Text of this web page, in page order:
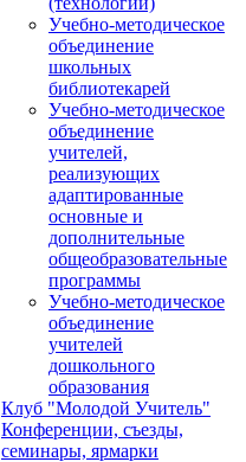
Учебно-методическое
объединение
школьных
библиотекарей
Учебно-методическое
объединение
учителей,
реализующих
адаптированные
основные и
дополнительные
общеобразовательные
программы
Учебно-методическое
объединение
учителей
дошкольного
образования
Клуб "Молодой Учитель"
Конференции, съезды,
семинары, ярмарки